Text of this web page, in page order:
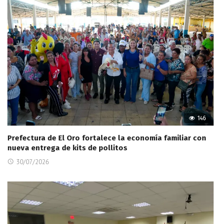
146
Prefectura de El Oro fortalece la economía familiar con
nueva entrega de kits de pollitos
30/07/2026